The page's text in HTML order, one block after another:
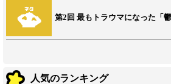
第2回 最もトラウマになった「
人気のランキング